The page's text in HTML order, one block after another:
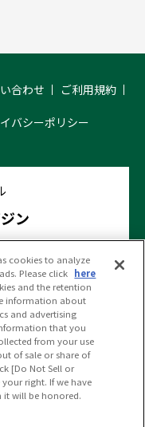
合わせ ご利用規約
バシーポリシー
ン
SNS
Reserved.
cookies to analyze
Please click here
and the retention
information about
and advertising
that you
from your use
of sale or share of
[Do Not Sell or
right. If we have
it will be honored.